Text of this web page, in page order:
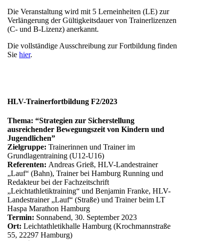
Die Veranstaltung wird mit 5 Lerneinheiten (LE) zur
Verlängerung der Gültigkeitsdauer von Trainerlizenzen
(C- und B-Lizenz) anerkannt.
Die vollständige Ausschreibung zur Fortbildung finden
Siehier.
HLV-Trainerfortbildung F2/2023
Thema: “Strategien zur Sicherstellung
ausreichender Bewegungszeit von Kindern und
Jugendlichen”
Zielgruppe:Trainerinnen und Trainer im
Grundlagentraining (U12-U16)
Referenten: Andreas Grieß, HLV-Landestrainer
„Lauf“ (Bahn), Trainer bei Hamburg Running und
Redakteur bei der Fachzeitschrift
„Leichtathletiktraining“ und Benjamin Franke, HLV-
Landestrainer „Lauf“ (Straße) und Trainer beim LT
Haspa Marathon Hamburg
Termin: Sonnabend, 30. September 2023
Ort:Leichtathletikhalle Hamburg (Krochmannstraße
55, 22297 Hamburg)